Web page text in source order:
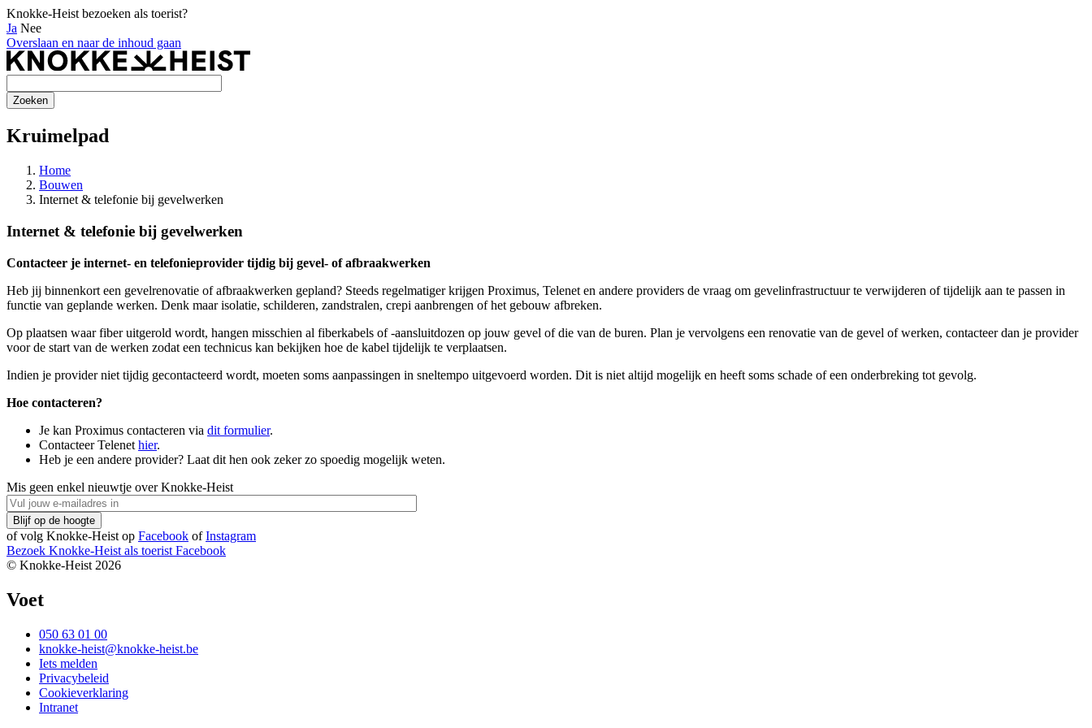
Knokke-Heist bezoeken als toerist?
Ja Nee
Overslaan en naar de inhoud gaan
Kruimelpad
Home
Bouwen
Internet & telefonie bij gevelwerken
Internet & telefonie bij gevelwerken
Contacteer je internet- en telefonieprovider tijdig bij gevel- of afbraakwerken
Heb jij binnenkort een gevelrenovatie of afbraakwerken gepland? Steeds regelmatiger krijgen Proximus, Telenet en andere providers de vraag om gevelinfrastructuur te verwijderen of tijdelijk aan te passen in
functie van geplande werken. Denk maar isolatie, schilderen, zandstralen, crepi aanbrengen of het gebouw afbreken.
Op plaatsen waar fiber uitgerold wordt, hangen misschien al fiberkabels of -aansluitdozen op jouw gevel of die van de buren. Plan je vervolgens een renovatie van de gevel of werken, contacteer dan je provider
voor de start van de werken zodat een technicus kan bekijken hoe de kabel tijdelijk te verplaatsen.
Indien je provider niet tijdig gecontacteerd wordt, moeten soms aanpassingen in sneltempo uitgevoerd worden. Dit is niet altijd mogelijk en heeft soms schade of een onderbreking tot gevolg.
Hoe contacteren?
Je kan Proximus contacteren via dit formulier.
Contacteer Telenet hier.
Heb je een andere provider? Laat dit hen ook zeker zo spoedig mogelijk weten.
Mis geen enkel nieuwtje over Knokke-Heist
of volg Knokke-Heist op Facebook ofInstagram
Bezoek Knokke-Heist als toerist Facebook
© Knokke-Heist 2026
Voet
050 63 01 00
knokke-heist@knokke-heist.be
Iets melden
Privacybeleid
Cookieverklaring
Intranet